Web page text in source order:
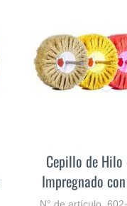
Cepillo de Hilo
Impregnado
N° de artículo